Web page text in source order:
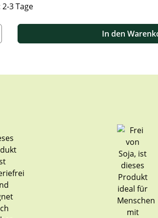
3 Tage
Wert ein oder benutze die Schaltflächen
In den